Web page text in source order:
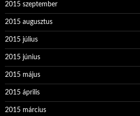
2015 szeptember
2015 augusztus
2015 július
2015 június
2015 május
2015 április
2015 március